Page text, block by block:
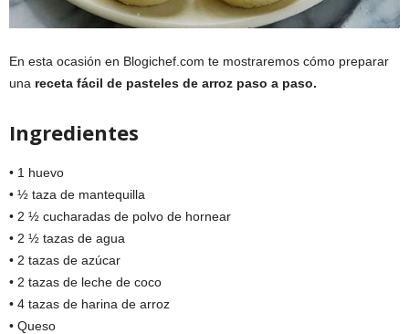
En esta ocasión en Blogichef.com te mostraremos cómo preparar
una receta fácil de pasteles de arroz paso a paso.
Ingredientes
• 1 huevo
• ½ taza de mantequilla
• 2 ½ cucharadas de polvo de hornear
• 2 ½ tazas de agua
• 2 tazas de azúcar
• 2 tazas de leche de coco
• 4 tazas de harina de arroz
• Queso